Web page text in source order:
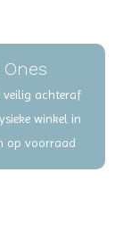
veilig achteraf
winkel in
op voorraad